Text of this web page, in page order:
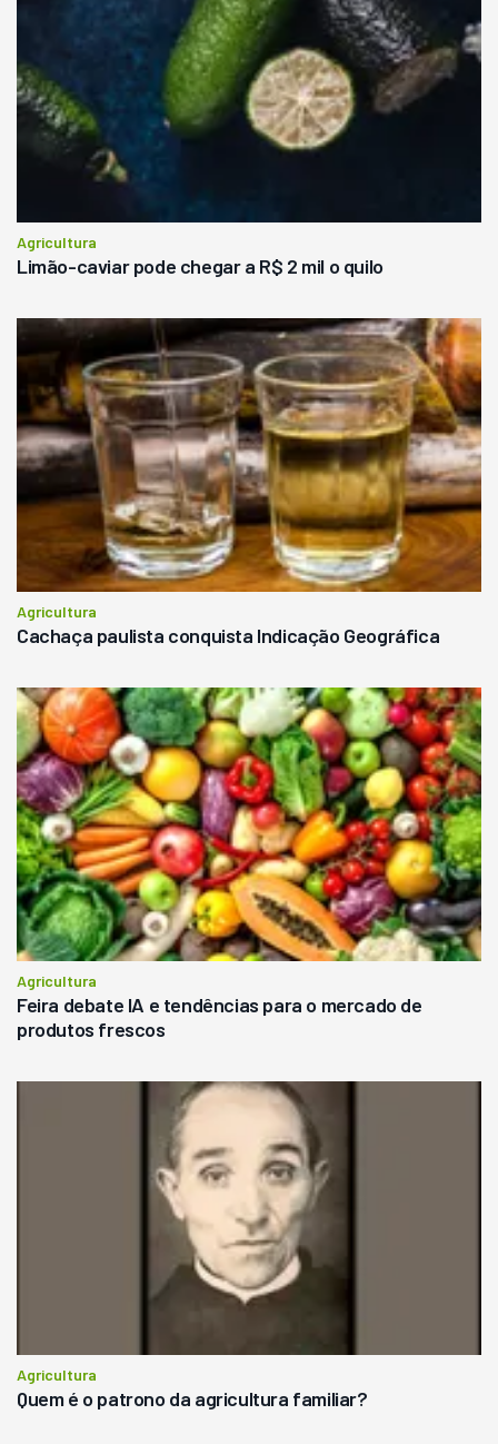
Agricultura
Limão-caviar pode chegar a R$ 2 mil o quilo
Agricultura
Cachaça paulista conquista Indicação Geográfica
Agricultura
Feira debate IA e tendências para o mercado de
produtos frescos
Agricultura
Quem é o patrono da agricultura familiar?